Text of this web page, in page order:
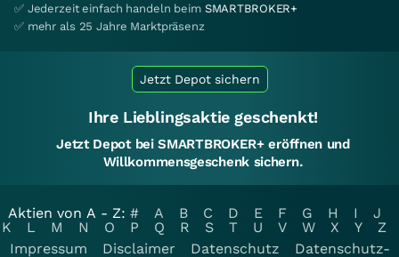
✅ Jederzeit einfach handeln beim SMARTBROKER+
✅ mehr als 25 Jahre Marktpräsenz
Jetzt Depot sichern
Ihre Lieblingsaktie geschenkt!
Jetzt Depot bei SMARTBROKER+ eröffnen und
Willkommensgeschenk sichern.
Aktien von A - Z: # A B C D E F G H I
J
K
L M N O P Q R S T U V W X Y
Z
Impressum
Disclaimer Datenschutz
Datenschutz-